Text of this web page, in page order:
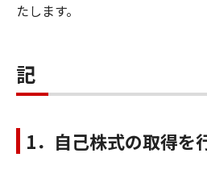
たします。
記
1．自己株式の取得を